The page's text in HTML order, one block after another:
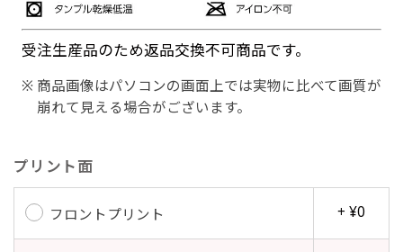
受注生産品のため返品交換不可商品です。
商品画像はパソコンの画面上では実物に比べて画質が
崩れて見える場合がございます。
プリント面
フロントプリント + ¥0